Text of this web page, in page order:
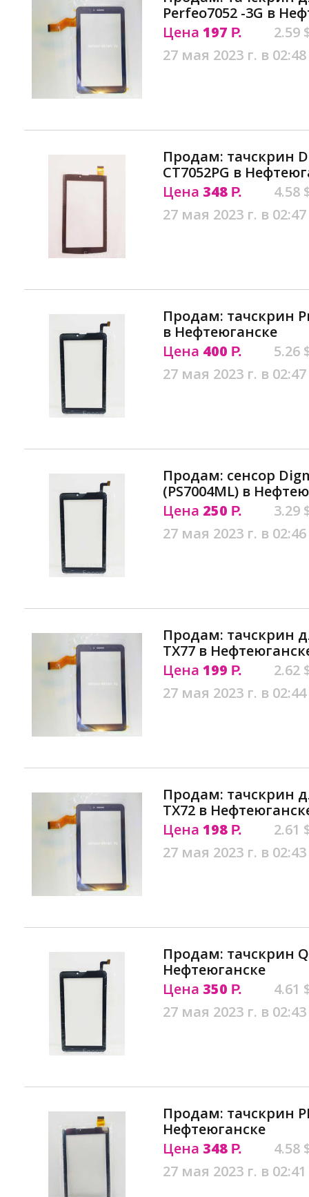
Perfeo7052 -3G в
Цена 197 Р.
2.59
27 мая 2023 г. в 02:48
Продам: тачскрин
CT7052PG в
Цена 348 Р.
4.58
27 мая 2023 г. в 02:47
Продам: тачскрин
в Нефтеюганске
Цена 400 Р.
5.26
27 мая 2023 г. в 02:47
Продам: сенсор
(PS7004ML) в
Цена 250 Р.
3.29
27 мая 2023 г. в 02:46
Продам: тачскрин
TX77 в
Цена 199 Р.
2.62
27 мая 2023 г. в 02:44
Продам: тачскрин
TX72 в
Цена 198 Р.
2.61
27 мая 2023 г. в 02:43
Продам: тачскрин
Нефтеюганске
Цена 350 Р.
4.61
27 мая 2023 г. в 02:43
Продам: тачскрин
Нефтеюганске
Цена 348 Р.
4.58
27 мая 2023 г. в 02:41